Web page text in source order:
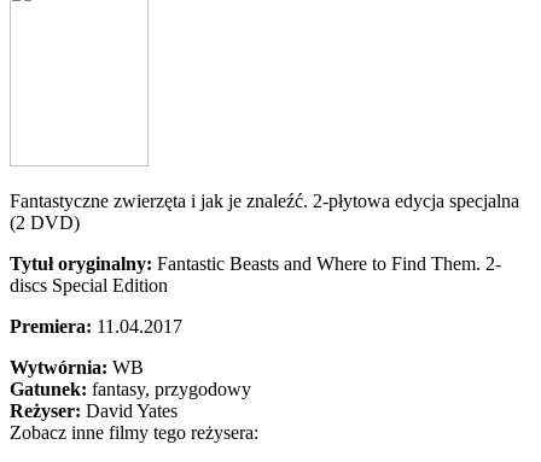
Fantastyczne zwierzęta i jak je znaleźć. 2-płytowa edycja specjalna
(2 DVD)
Tytuł oryginalny: Fantastic Beasts and Where to Find Them. 2-
discs Special Edition
Premiera: 11.04.2017
Wytwórnia: WB
Gatunek: fantasy, przygodowy
Reżyser: David Yates
Zobacz inne filmy tego reżysera: